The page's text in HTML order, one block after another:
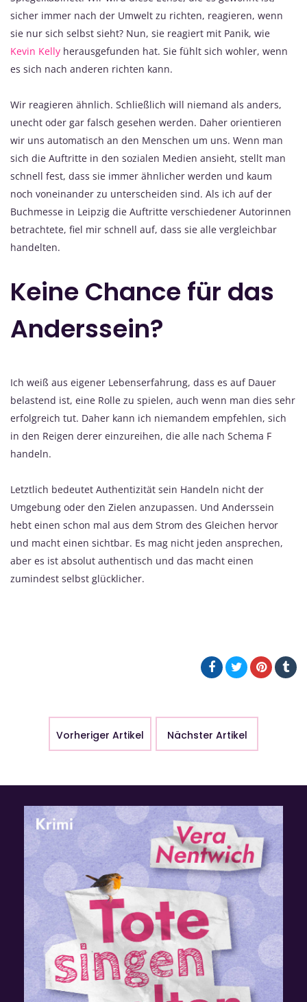
sicher immer nach der Umwelt zu richten, reagieren, wenn
sie nur sich selbst sieht? Nun, sie reagiert mit Panik, wie
Kevin Kelly herausgefunden hat. Sie fühlt sich wohler, wenn
es sich nach anderen richten kann.
Wir reagieren ähnlich. Schließlich will niemand als anders,
unecht oder gar falsch gesehen werden. Daher orientieren
wir uns automatisch an den Menschen um uns. Wenn man
sich die Auftritte in den sozialen Medien ansieht, stellt man
schnell fest, dass sie immer ähnlicher werden und kaum
noch voneinander zu unterscheiden sind. Als ich auf der
Buchmesse in Leipzig die Auftritte verschiedener Autorinnen
betrachtete, fiel mir schnell auf, dass sie alle vergleichbar
handelten.
Keine Chance für das
Anderssein?
Ich weiß aus eigener Lebenserfahrung, dass es auf Dauer
belastend ist, eine Rolle zu spielen, auch wenn man dies sehr
erfolgreich tut. Daher kann ich niemandem empfehlen, sich
in den Reigen derer einzureihen, die alle nach Schema F
handeln.
Letztlich bedeutet Authentizität sein Handeln nicht der
Umgebung oder den Zielen anzupassen. Und Anderssein
hebt einen schon mal aus dem Strom des Gleichen hervor
und macht einen sichtbar. Es mag nicht jeden ansprechen,
aber es ist absolut authentisch und das macht einen
zumindest selbst glücklicher.
Vorheriger Artikel Nächster Artikel